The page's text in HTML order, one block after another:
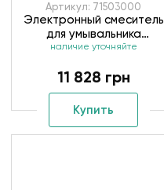
Артикул: 71503000
Электронный смеситель
для умывальника
Hansgrohe Vernis Blend
наличие уточняйте
11 828 грн
Купить